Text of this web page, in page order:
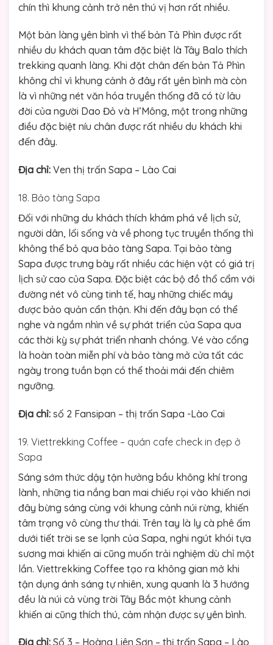
chín thì khung cảnh trở nên thú vị hơn rất nhiều.
Một bản làng yên bình vì thế bản Tả Phìn được rất
nhiều du khách quan tâm đặc biệt là Tây Balo thích
trekking quanh làng. Khi đặt chân đến bản Tả Phìn
không chỉ vì khung cảnh ở đây rất yên bình mà còn
là vì những nét văn hóa truyền thống đã có từ lâu
đời của người Dao Đỏ và H’Mông, một trong những
điều đặc biệt níu chân được rất nhiều du khách khi
đến đây.
Địa chỉ: Ven thị trấn Sapa – Lào Cai
18. Bảo tàng Sapa
Đối với những du khách thích khám phá về lịch sử,
người dân, lối sống và về phong tục truyền thống thì
không thể bỏ qua bảo tàng Sapa. Tại bảo tàng
Sapa được trưng bày rất nhiều các hiện vật có giá trị
lịch sử cao của Sapa. Đặc biệt các bộ đồ thổ cẩm với
đường nét vô cùng tinh tế, hay những chiếc máy
được bảo quản cẩn thận. Khi đến đây bạn có thể
nghe và ngắm nhìn về sự phát triển của Sapa qua
các thời kỳ sự phát triển nhanh chóng. Vé vào cổng
là hoàn toàn miễn phí và bảo tàng mở cửa tất các
ngày trong tuần bạn có thể thoải mái đến chiêm
ngưỡng.
Địa chỉ: số 2 Fansipan – thị trấn Sapa -Lào Cai
19. Viettrekking Coffee – quán cafe check in đẹp ở
Sapa
Sáng sớm thức dậy tận hưởng bầu không khí trong
lành, những tia nắng ban mai chiếu rọi vào khiến nơi
đây bừng sáng cùng với khung cảnh núi rừng, khiến
tâm trạng vô cùng thư thái. Trên tay là ly cà phê ấm
dưới tiết trời se se lạnh của Sapa, nghi ngút khói tựa
sương mai khiến ai cũng muốn trải nghiệm dù chỉ một
lần. Viettrekking Coffee tạo ra không gian mở khi
tận dụng ánh sáng tự nhiên, xung quanh là 3 hướng
đều là núi cả vùng trời Tây Bắc một khung cảnh
khiến ai cũng thích thú, cảm nhận được sự yên bình.
Địa chỉ: Số 3 – Hoàng Liên Sơn – thị trấn Sapa – Lào